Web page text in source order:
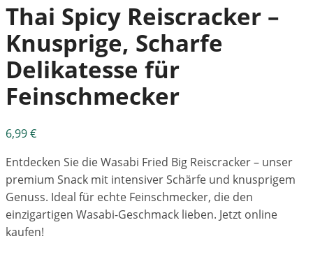
Thai Spicy Reiscracker –
Knusprige, Scharfe
Delikatesse für
Feinschmecker
6,99€
Entdecken Sie die Wasabi Fried Big Reiscracker – unser
premium Snack mit intensiver Schärfe und knusprigem
Genuss. Ideal für echte Feinschmecker, die den
einzigartigen Wasabi-Geschmack lieben. Jetzt online
kaufen!